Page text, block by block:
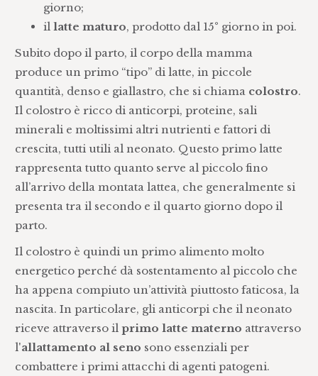
giorno;
illatte maturo, prodotto dal 15° giorno in poi.
Subito dopo il parto, il corpo della mamma
produce un primo “tipo” di latte, in piccole
quantità, denso e giallastro, che si chiama colostro.
Il colostro è ricco di anticorpi, proteine, sali
minerali e moltissimi altri nutrienti e fattori di
crescita, tutti utili al neonato. Questo primo latte
rappresenta tutto quanto serve al piccolo fino
all’arrivo della montata lattea, che generalmente si
presenta tra il secondo e il quarto giorno dopo il
parto.
Il colostro è quindi un primo alimento molto
energetico perché dà sostentamento al piccolo che
ha appena compiuto un’attività piuttosto faticosa, la
nascita. In particolare, gli anticorpi che il neonato
riceve attraverso ilprimo latte materno attraverso
l'allattamento al seno sono essenziali per
combattere i primi attacchi di agenti patogeni.